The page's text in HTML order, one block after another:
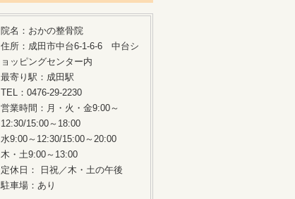
院名：おかの整骨院
住所：成田市中台6-1-6-6 中台シ
ョッピングセンター内
最寄り駅：成田駅
TEL：0476-29-2230
営業時間：月・火・金9:00～
12:30/15:00～18:00
水9:00～12:30/15:00～20:00
木・土9:00～13:00
定休日： 日祝／木・土の午後
駐車場：あり